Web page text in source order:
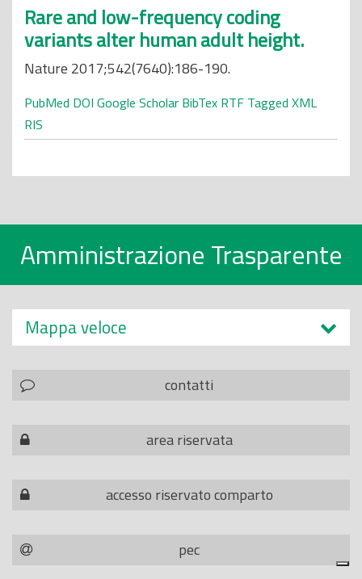
Rare and low-frequency coding
variants alter human adult height.
Nature 2017;542(7640):186-190.
PubMed DOI Google Scholar BibTex RTF Tagged XML
RIS
Amministrazione Trasparente
Mappa veloce
contatti
area riservata
accesso riservato comparto
pec